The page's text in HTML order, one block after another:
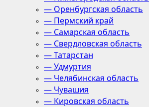
— Оренбургская область
— Пермский край
— Самарская область
— Свердловская область
— Татарстан
— Удмуртия
— Челябинская область
— Чувашия
— Кировская область